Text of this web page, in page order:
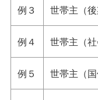
例３ 世帯主（
例４ 世帯主（
例５ 世帯主（